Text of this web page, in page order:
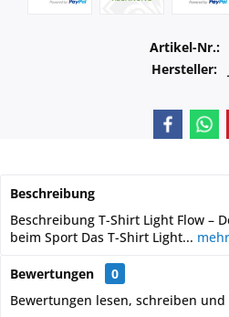
Artikel-Nr.:
Hersteller:
Beschreibung
Beschreibung T-Shirt Light Flow –
beim Sport Das T-Shirt Light... mehr
Bewertungen
0
Bewertungen lesen, schreiben